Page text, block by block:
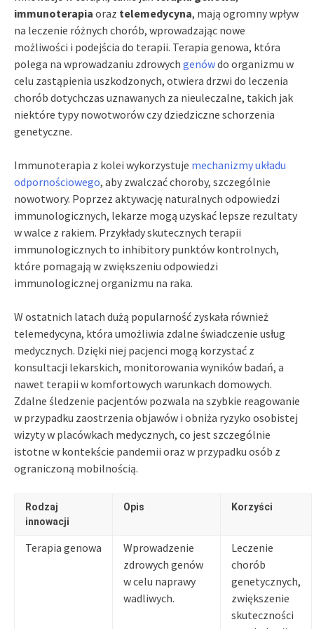
immunoterapia oraz telemedycyna, mają ogromny wpływ
na leczenie różnych chorób, wprowadzając nowe
możliwości i podejścia do terapii. Terapia genowa, która
polega na wprowadzaniu zdrowych genówdo organizmu w
celu zastąpienia uszkodzonych, otwiera drzwi do leczenia
chorób dotychczas uznawanych za nieuleczalne, takich jak
niektóre typy nowotworów czy dziedziczne schorzenia
genetyczne.
Immunoterapia z kolei wykorzystuje mechanizmy układu
odpornościowego, aby zwalczać choroby, szczególnie
nowotwory. Poprzez aktywację naturalnych odpowiedzi
immunologicznych, lekarze mogą uzyskać lepsze rezultaty
w walce z rakiem. Przykłady skutecznych terapii
immunologicznych to inhibitory punktów kontrolnych,
które pomagają w zwiększeniu odpowiedzi
immunologicznej organizmu na raka.
W ostatnich latach dużą popularność zyskała również
telemedycyna, która umożliwia zdalne świadczenie usług
medycznych. Dzięki niej pacjenci mogą korzystać z
konsultacji lekarskich, monitorowania wyników badań, a
nawet terapii w komfortowych warunkach domowych.
Zdalne śledzenie pacjentów pozwala na szybkie reagowanie
w przypadku zaostrzenia objawów i obniża ryzyko osobistej
wizyty w placówkach medycznych, co jest szczególnie
istotne w kontekście pandemii oraz w przypadku osób z
ograniczoną mobilnością.
Rodzaj
innowacji
Opis Korzyści
Terapia genowa
Wprowadzenie
zdrowych genów
w celu naprawy
wadliwych.
Leczenie
chorób
genetycznych,
zwiększenie
skuteczności